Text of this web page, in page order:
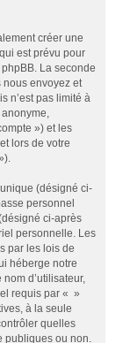
créer une
est prévu pour
La seconde
envoyez et
n’est pas limité à
») et les
lors de votre
(désigné ci-
personnel
ci-après
personnelle. Les
par les lois de
héberge notre
d’utilisateur,
requis par « »
à la seule
quelles
publiques ou non.